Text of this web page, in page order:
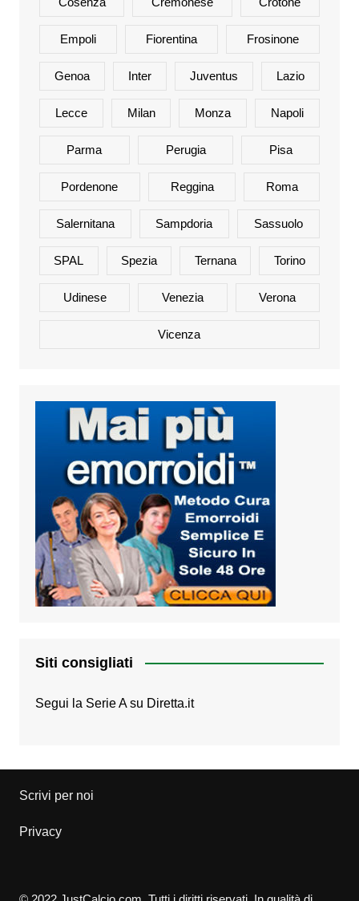
Empoli Fiorentina Frosinone
Genoa Inter Juventus Lazio
Lecce Milan Monza Napoli
Parma Perugia Pisa
Pordenone Reggina Roma
Salernitana Sampdoria Sassuolo
SPAL Spezia Ternana Torino
Udinese Venezia Verona
Vicenza
Siti consigliati
Segui la Serie A su Diretta.it
Scrivi per noi
Privacy